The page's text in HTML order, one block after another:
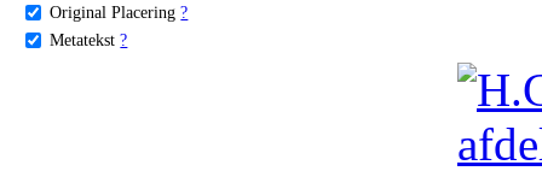
Original Placering ?
Metatekst ?